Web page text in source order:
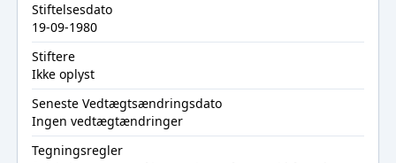
Stiftelsesdato
19-09-1980
Stiftere
Ikke oplyst
Seneste Vedtægtsændringsdato
Ingen vedtægtændringer
Tegningsregler